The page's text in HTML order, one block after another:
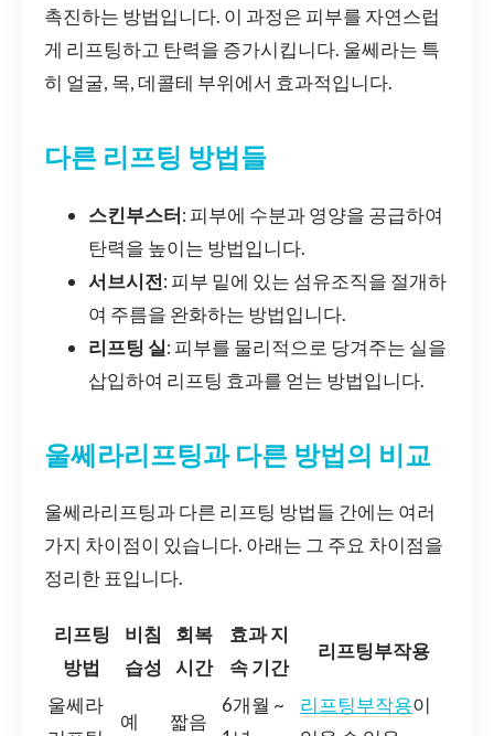
촉진하는 방법입니다. 이 과정은 피부를 자연스럽
게 리프팅하고 탄력을 증가시킵니다. 울쎄라는 특
히 얼굴, 목, 데콜테 부위에서 효과적입니다.
다른 리프팅 방법들
스킨부스터: 피부에 수분과 영양을 공급하여
탄력을 높이는 방법입니다.
서브시전: 피부 밑에 있는 섬유조직을 절개하
여 주름을 완화하는 방법입니다.
리프팅 실: 피부를 물리적으로 당겨주는 실을
삽입하여 리프팅 효과를 얻는 방법입니다.
울쎄라리프팅과 다른 방법의 비교
울쎄라리프팅과 다른 리프팅 방법들 간에는 여러
가지 차이점이 있습니다. 아래는 그 주요 차이점을
정리한 표입니다.
리프팅
방법
비침
습성
회복
시간
효과 지
속 기간
리프팅부작용
울쎄라
예 짧음
6개월 ~
리프팅부작용이